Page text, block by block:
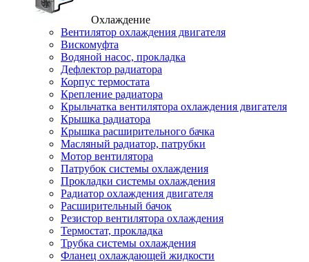
Охлаждение
Вентилятор охлаждения двигателя
Вискомуфта
Водяной насос, прокладка
Дефлектор радиатора
Корпус термостата
Крепление радиатора
Крыльчатка вентилятора охлаждения двигателя
Крышка радиатора
Крышка расширительного бачка
Масляный радиатор, патрубки
Мотор вентилятора
Патрубок системы охлаждения
Прокладки системы охлаждения
Радиатор охлаждения двигателя
Расширительный бачок
Резистор вентилятора охлаждения
Термостат, прокладка
Трубка системы охлаждения
Фланец охлаждающей жидкости